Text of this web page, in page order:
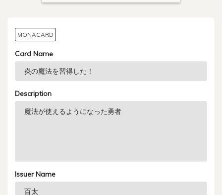
MONACARD
Card Name
Description
Issuer Name